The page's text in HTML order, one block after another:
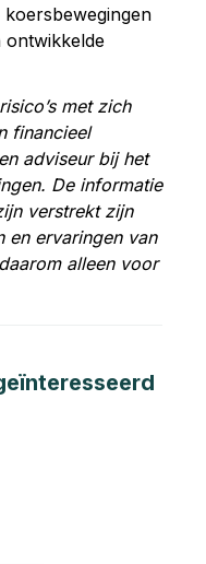
ontwikkelde
met zich
financieel
adviseur bij het
De informatie
verstrekt zijn
en ervaringen van
alleen voor